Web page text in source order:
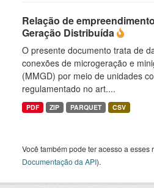
Relação de
Geração Distribuída
O presente documento trata de
conexões de microgeração e
(MMGD) por meio de unidades
regulamentado no art....
PDF ZIP PARQUET CSV
Você também pode ter acesso a esses
Documentação da API).